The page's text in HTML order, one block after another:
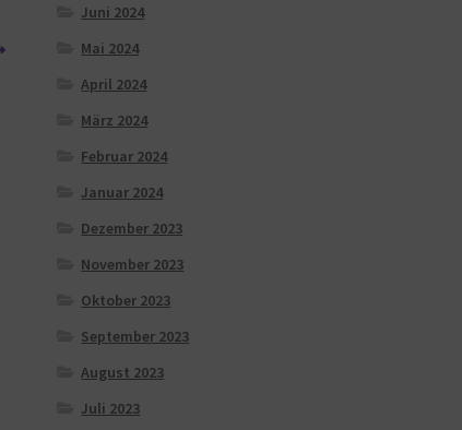
Juni 2024
Mai 2024
April 2024
März 2024
Februar 2024
Januar 2024
Dezember 2023
November 2023
Oktober 2023
September 2023
August 2023
Juli 2023